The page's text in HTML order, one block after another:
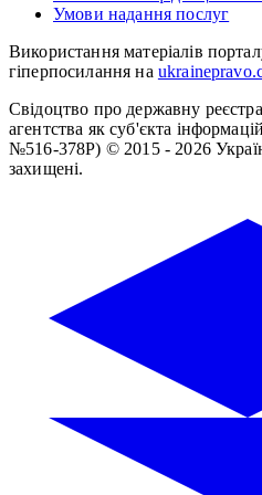
Умови надання послуг
Використання матеріалів
гіперпосилання на
Свідоцтво про державну
агентства як суб'єкта
№516-378Р) © 2015 - 2026
захищені.